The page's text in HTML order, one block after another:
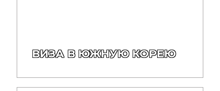
ВИЗА В ЮЖНУЮ КОРЕЮ